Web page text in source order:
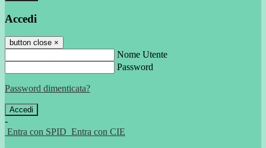
Accedi
button close ×
Nome Utente
Password
Password dimenticata?
-
Entra con SPID Entra con CIE